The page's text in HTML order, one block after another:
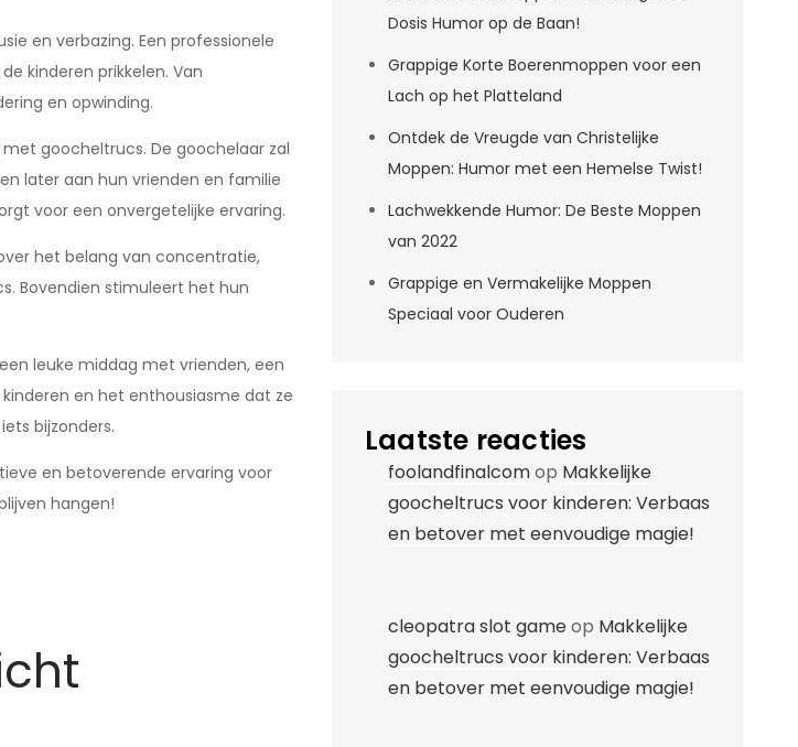
en verbazing. Een professionele
kinderen prikkelen. Van
en opwinding.
goocheltrucs. De goochelaar zal
later aan hun vrienden en familie
voor een onvergetelijke ervaring.
het belang van concentratie,
Bovendien stimuleert het hun
leuke middag met vrienden, een
en het enthousiasme dat ze
bijzonders.
en betoverende ervaring voor
hangen!
Dosis Humor op de Baan!
Grappige Korte Boerenmoppen voor een
Lach op het Platteland
Ontdek de Vreugde van Christelijke
Moppen: Humor met een Hemelse Twist!
Lachwekkende Humor: De Beste Moppen
van 2022
Grappige en Vermakelijke Moppen
Speciaal voor Ouderen
Laatste reacties
foolandfinalcomop Makkelijke
goocheltrucs voor kinderen: Verbaas
en betover met eenvoudige magie!
cleopatra slot gameop Makkelijke
goocheltrucs voor kinderen: Verbaas
en betover met eenvoudige magie!